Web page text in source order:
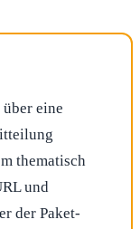
eine
thematisch
und
der Paket-